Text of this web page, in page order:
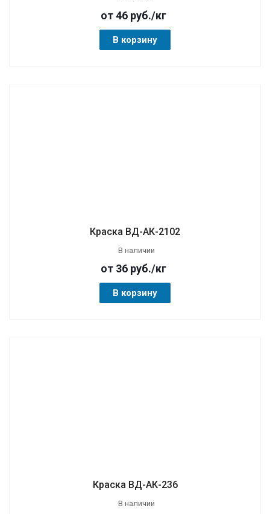
от 46 руб./кг
В корзину
Краска ВД-АК-2102
В наличии
от 36 руб./кг
В корзину
Краска ВД-АК-236
В наличии